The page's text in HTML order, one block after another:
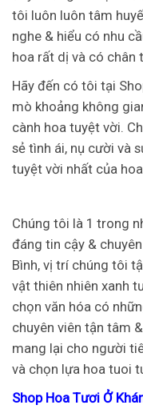
tôi luôn luôn tâm
nghe & hiểu có nhu
hoa rất dị và có chân
Hãy đến có tôi tại
mò khoảng không
cành hoa tuyệt vời.
sẻ tình ái, nụ cười và
tuyệt vời nhất của
Chúng tôi là 1 trong
đáng tin cậy &
Bình, vị trí chúng tôi
vật thiên nhiên xanh
chọn văn hóa có
chuyên viên tận tâm
mang lại cho người
và chọn lựa hoa tuoi
Shop Hoa Tươi Ở